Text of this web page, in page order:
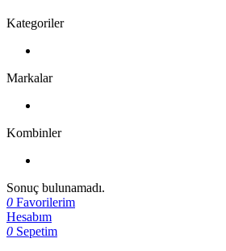
Kategoriler
Markalar
Kombinler
Sonuç bulunamadı.
0 Favorilerim
Hesabım
0 Sepetim